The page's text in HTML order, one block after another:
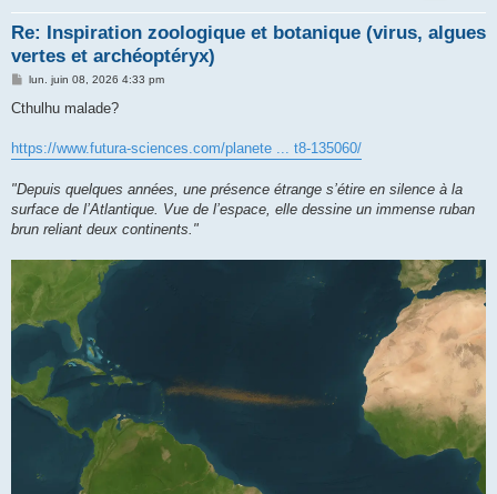
Re: Inspiration zoologique et botanique (virus, algues
vertes et archéoptéryx)
M
s
g
e
lun. juin 08, 2026 4:33 pm
Cthulhu malade?
https://www.futura-sciences.com/planete ... t8-135060/
"Depuis quelques années, une présence étrange s’étire en silence à la
surface de l’Atlantique. Vue de l’espace, elle dessine un immense ruban
brun reliant deux continents."